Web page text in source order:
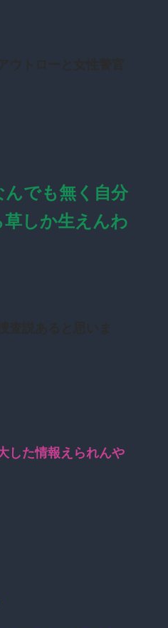
でも無く自分
しか生えんわ
した情報えられんや